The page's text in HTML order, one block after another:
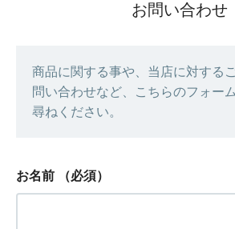
お問い合わせ
商品に関する事や、当店に対する
問い合わせなど、こちらのフォー
尋ねください。
お名前 （必須）